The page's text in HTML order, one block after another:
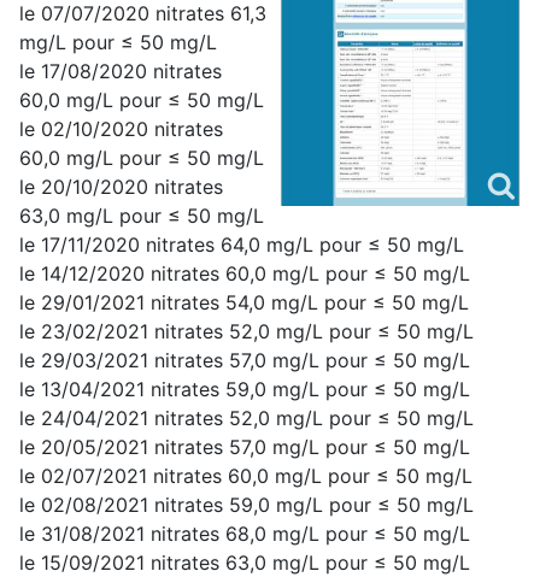
le 07/07/2020 nitrates 61,3
mg/L pour ≤ 50 mg/L
le 17/08/2020 nitrates
60,0 mg/L pour ≤ 50 mg/L
le 02/10/2020 nitrates
60,0 mg/L pour ≤ 50 mg/L
le 20/10/2020 nitrates
63,0 mg/L pour ≤ 50 mg/L
le 17/11/2020 nitrates 64,0 mg/L pour ≤ 50 mg/L
le 14/12/2020 nitrates 60,0 mg/L pour ≤ 50 mg/L
le 29/01/2021 nitrates 54,0 mg/L pour ≤ 50 mg/L
le 23/02/2021 nitrates 52,0 mg/L pour ≤ 50 mg/L
le 29/03/2021 nitrates 57,0 mg/L pour ≤ 50 mg/L
le 13/04/2021 nitrates 59,0 mg/L pour ≤ 50 mg/L
le 24/04/2021 nitrates 52,0 mg/L pour ≤ 50 mg/L
le 20/05/2021 nitrates 57,0 mg/L pour ≤ 50 mg/L
le 02/07/2021 nitrates 60,0 mg/L pour ≤ 50 mg/L
le 02/08/2021 nitrates 59,0 mg/L pour ≤ 50 mg/L
le 31/08/2021 nitrates 68,0 mg/L pour ≤ 50 mg/L
le 15/09/2021 nitrates 63,0 mg/L pour ≤ 50 mg/L